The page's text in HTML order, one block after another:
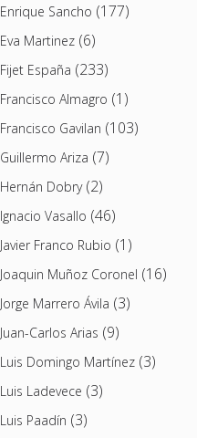
Enrique Sancho (177)
Eva Martinez(6)
Fijet España (233)
Francisco Almagro (1)
Francisco Gavilan (103)
Guillermo Ariza (7)
Hernán Dobry(2)
Ignacio Vasallo (46)
Javier Franco Rubio (1)
Joaquin Muñoz Coronel (16)
Jorge Marrero Ávila (3)
Juan-Carlos Arias (9)
Luis Domingo Martínez(3)
Luis Ladevece (3)
Luis Paadín (3)